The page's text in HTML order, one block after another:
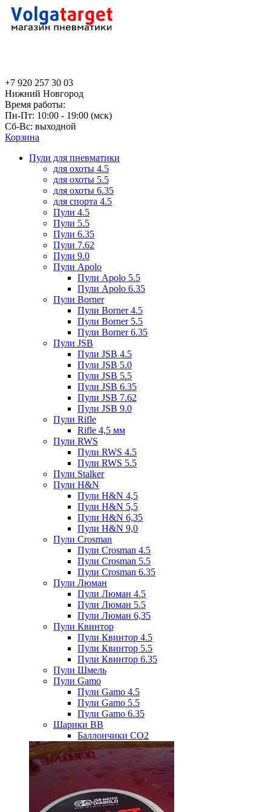
+7 920 257 30 03
Нижний Новгород
Время работы:
Пн-Пт: 10:00 - 19:00 (мск)
Сб-Вс: выходной
Корзина
Пули для пневматики
для охоты 4.5
для охоты 5.5
для охоты 6.35
для спорта 4.5
Пули 4.5
Пули 5.5
Пули 6.35
Пули 7.62
Пули 9.0
Пули Apolo
Пули Apolo 5.5
Пули Apolo 6.35
Пули Borner
Пули Borner 4.5
Пули Borner 5.5
Пули Borner 6.35
Пули JSB
Пули JSB 4.5
Пули JSB 5.0
Пули JSB 5.5
Пули JSB 6.35
Пули JSB 7.62
Пули JSB 9.0
Пули Rifle
Rifle 4,5 мм
Пули RWS
Пули RWS 4.5
Пули RWS 5.5
Пули Stalker
Пули H&N
Пули H&N 4,5
Пули H&N 5,5
Пули H&N 6,35
Пули H&N 9,0
Пули Crosman
Пули Crosman 4.5
Пули Crosman 5.5
Пули Crosman 6.35
Пули Люман
Пули Люман 4.5
Пули Люман 5.5
Пули Люман 6,35
Пули Квинтор
Пули Квинтор 4.5
Пули Квинтор 5.5
Пули Квинтор 6.35
Пули Шмель
Пули Gamo
Пули Gamo 4.5
Пули Gamo 5.5
Пули Gamo 6.35
Шарики BB
Баллончики CO2